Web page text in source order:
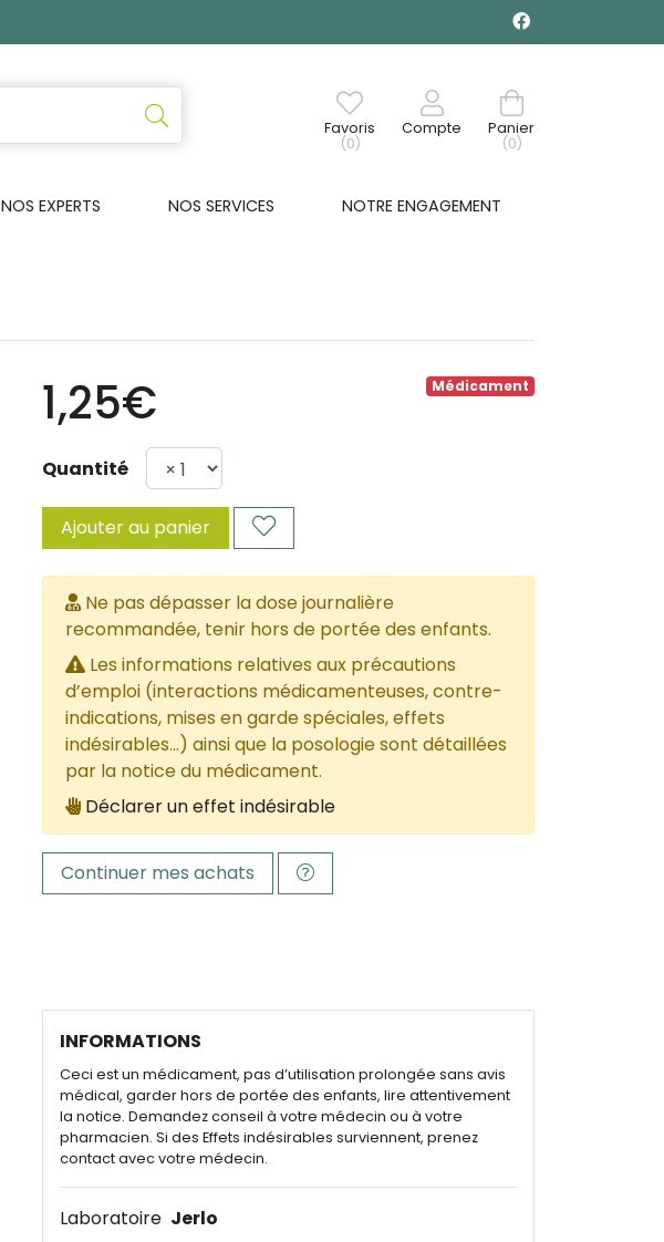
Favoris
(0)
Compte
Panier
(0)
NOS EXPERTS NOS SERVICES NOTRE ENGAGEMENT
Médicament
1,25€
Quantité
Ajouter au panier
Ne pas dépasser la dose journalière
recommandée, tenir hors de portée des enfants.
Les informations relatives aux précautions
d’emploi (interactions médicamenteuses, contre-
indications, mises en garde spéciales, effets
indésirables...) ainsi que la posologie sont détaillées
par la notice du médicament.
Déclarer un effet indésirable
Continuer mes achats
INFORMATIONS
Ceci est un médicament, pas d’utilisation prolongée sans avis
médical, garder hors de portée des enfants, lire attentivement
la notice. Demandez conseil à votre médecin ou à votre
pharmacien. Si des Effets indésirables surviennent, prenez
contact avec votre médecin.
Laboratoire Jerlo